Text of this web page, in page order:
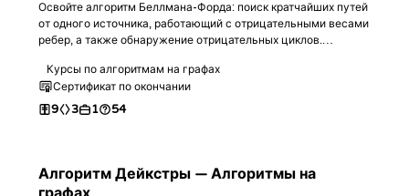
Освойте алгоритм Беллмана-Форда: поиск кратчайших путей
от одного источника, работающий с отрицательными весами
ребер, а также обнаружение отрицательных циклов.
любом языке программирования и научитесь отвечать на
запросы о расстояниях и циклах.
Курсы по алгоритмам на графах
Сертификат по окончании
9 3 1 54
Алгоритм Дейкстры — Алгоритмы на